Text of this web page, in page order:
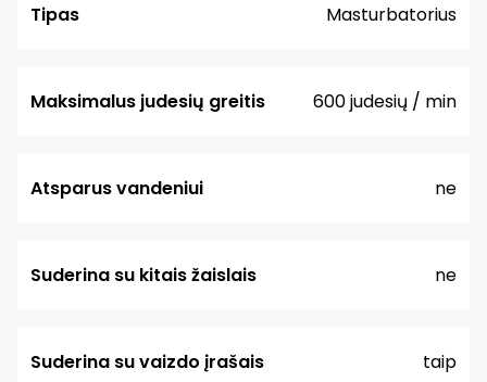
Tipas Masturbatorius
Maksimalus judesių greitis 600 judesių / min
Atsparus vandeniui ne
Suderina su kitais žaislais ne
Suderina su vaizdo įrašais taip